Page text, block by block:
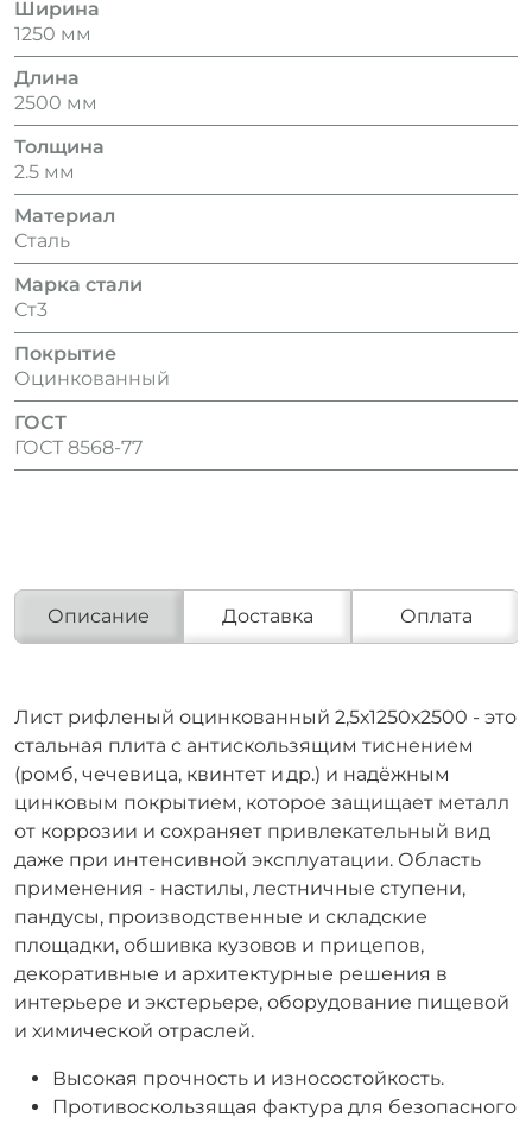
Ширина
1250 мм
Длина
2500 мм
Толщина
2.5 мм
Материал
Сталь
Марка стали
Ст3
Покрытие
Оцинкованный
ГОСТ
ГОСТ 8568‑77
Описание Доставка Оплата
Лист рифленый оцинкованный 2,5х1250х2500 - это
стальная плита с антискользящим тиснением
(ромб, чечевица, квинтет и др.) и надёжным
цинковым покрытием, которое защищает металл
от коррозии и сохраняет привлекательный вид
даже при интенсивной эксплуатации. Область
применения - настилы, лестничные ступени,
пандусы, производственные и складские
площадки, обшивка кузовов и прицепов,
декоративные и архитектурные решения в
интерьере и экстерьере, оборудование пищевой
и химической отраслей.
Высокая прочность и износостойкость.
Противоскользящая фактура для безопасного